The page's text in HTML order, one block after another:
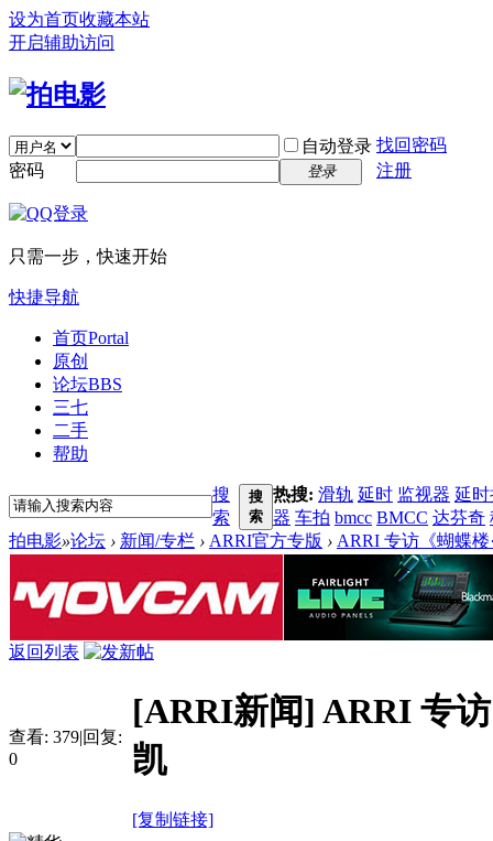
设为首页收藏本站
开启辅助访问
自动登录 找回密码
密码
登录 注册
只需一步，快速开始
快捷导航
首页Portal
原创
论坛BBS
三七
二手
帮助
搜
索
搜
索
热搜: 滑轨 延时 监视器 延
器 车拍 bmcc BMCC 达芬奇
拍电影»论坛 › 新闻/专栏 › ARRI官方专版 › ARRI 专访《蝴蝶
返回列表
查看: 379|回复:
0
[ARRI新闻] ARRI 专
凯
[复制链接]